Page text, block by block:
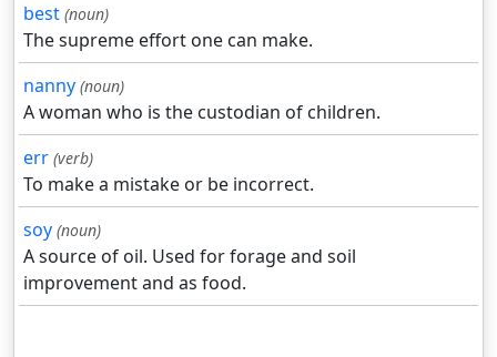
best (noun)
The supreme effort one can make.
nanny (noun)
A woman who is the custodian of children.
err (verb)
To make a mistake or be incorrect.
soy (noun)
A source of oil. Used for forage and soil
improvement and as food.